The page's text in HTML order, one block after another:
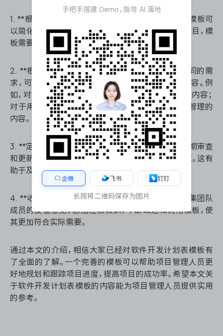
1. **根据项目规模调整模板结构**：对于小型项目，模板可
以简化，重点关注关键任务和时间节点；对于大型项目，模
板需要详细，包含更多的任务和资源分配信息。
2. **根据项目需求调整模板内容**：不同项目有不同的需
求，可以根据实际情况增加或减少模板中的部分内容。例
如，对于技术性强的项目，可以增加技术风险管理的内容；
对于用户需求变动频繁的项目，可以增加需求变更管理的
内容。
3. **定期审查和更新模板**：在项目执行过程中，定期审查
和更新模板，确保其始终反映当前的项目状态和需求。这有
助于及时发现问题并进行调整，确保项目顺利进行。
4. **收集反馈意见并改进模板**：在项目结束后，收集团队
成员的反馈意见，总结经验教训，不断改进和优化模板，使
其更加符合实际需要。
通过本文的介绍，相信大家已经对软件开发计划表模板有
了全面的了解。一个完善的模板可以帮助项目管理人员更
好地规划和跟踪项目进度，提高项目的成功率。希望本文关
于软件开发计划表模板的内容能为项目管理人员提供实用
的参考。
手把手搭建 Demo，指导 AI 落地
企微 飞书 钉钉
长按将二维码保存为图片